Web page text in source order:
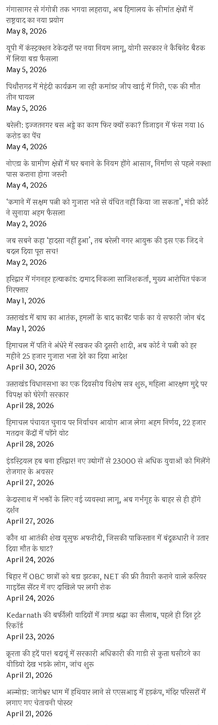
गंगासागर से गंगोत्री तक भगवा लहराया, अब हिमालय के सीमांत क्षेत्रों में
राष्ट्रवाद का नया प्रयोग
May 8, 2026
यूपी में कंस्ट्रक्शन ठेकेदारों पर नया नियम लागू, योगी सरकार ने कैबिनेट बैठक
में लिया बड़ा फैसला
May 5, 2026
पिथौरागढ़ में मेहंदी कार्यक्रम जा रही कमांडर जीप खाई में गिरी, एक की मौत
तीन घायल
May 5, 2026
बरेली: इज्जतनगर बस अड्डे का काम फिर क्यों रुका? डिजाइन में फंस गया 16
करोड़ का पेंच
May 4, 2026
नोएडा के ग्रामीण क्षेत्रों में घर बनाने के नियम होंगे आसान, निर्माण से पहले नक्शा
पास कराना होगा जरूरी
May 4, 2026
‘कमाने में सक्षम पत्नी को गुजारा भत्ते से वंचित नहीं किया जा सकता’, मंडी कोर्ट
ने सुनाया अहम फैसला
May 2, 2026
जब सबने कहा ‘हादसा नहीं हुआ’, तब बरेली नगर आयुक्त की इस एक जिद ने
बदल दिया पूरा सच!
May 2, 2026
हरिद्वार में गंगनहर हत्याकांड: दामाद निकला साजिशकर्ता, मुख्य आरोपित पंकज
गिरफ्तार
May 1, 2026
उत्तराखंड में बाघ का आतंक, हमलों के बाद कार्बेट पार्क का ये सफारी जोन बंद
May 1, 2026
हिमाचल में पति ने अंधेरे में रखकर की दूसरी शादी, अब कोर्ट ने पत्नी को हर
महीने 25 हजार गुजारा भत्ता देने का दिया आदेश
April 30, 2026
उत्तराखंड विधानसभा का एक दिवसीय विशेष सत्र शुरू, महिला आरक्षण मुद्दे पर
विपक्ष को घेरेगी सरकार
April 28, 2026
हिमाचल पंचायत चुनाव पर निर्वाचन आयोग आज लेगा अहम निर्णय, 22 हजार
मतदान केंद्रों में पड़ेंगे वोट
April 28, 2026
इंडस्ट्रियल हब बना हरिद्वार! नए उद्योगों से 23000 से अधिक युवाओं को मिलेंगे
रोजगार के अवसर
April 27, 2026
केदारनाथ में भक्तों के लिए नई व्यवस्था लागू, अब गर्भगृह के बाहर से ही होंगे
दर्शन
April 27, 2026
कौन था आतंकी शेख यूसुफ अफरीदी, जिसकी पाकिस्तान में बंदूकधारी ने उतार
दिया मौत के घाट?
April 24, 2026
बिहार में OBC छात्रों को बड़ा झटका, NET की फ्री तैयारी कराने वाले करियर
गाइडेंस सेंटर में नए दाखिले पर लगी रोक
April 24, 2026
Kedarnath की बर्फीली वादियों में उमड़ा श्रद्धा का सैलाब, पहले ही दिन टूटे
रिकॉर्ड
April 23, 2026
क्रूरता की हदें पार! बदायूं में सरकारी अधिकारी की गाड़ी से कुत्ता घसीटने का
वीडियो देख भड़के लोग, जांच शुरू
April 21, 2026
अल्मोड़ा: जागेश्वर धाम में हथियार लाने से एएसआइ में हड़कंप, मंदिर परिसरों में
लगाए गए चेतावनी पोस्टर
April 21, 2026